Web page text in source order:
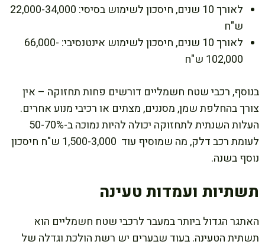
לאורך 10 שנים, חיסכון לשימוש בסיסי: 22,000-34,000
ש"ח
לאורך 10 שנים, חיסכון לשימוש אינטנסיבי: 66,000-
102,000 ש"ח
בנוסף, רכבי שטח חשמליים דורשים פחות תחזוקה – אין
צורך בהחלפת שמן, מסננים, מצתים או רכיבי מנוע אחרים.
העלות השנתית לתחזוקה יכולה להיות נמוכה ב-50-70%
לעומת רכב דלק, מה שמוסיף עוד 1,500-3,000 ש"ח חיסכון
נוסף בשנה.
תשתיות ועמדות טעינה
האתגר הגדול ביותר במעבר לרכבי שטח חשמליים הוא
תשתית הטעינה. בעוד שבערים יש רשת הולכת וגדלה של